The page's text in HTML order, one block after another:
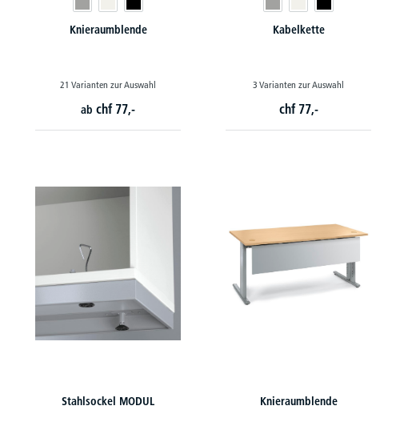
Knieraumblende
21 Varianten zur Auswahl
ab chf 77,-
Kabelkette
3 Varianten zur Auswahl
chf 77,-
Stahlsockel MODUL Knieraumblende